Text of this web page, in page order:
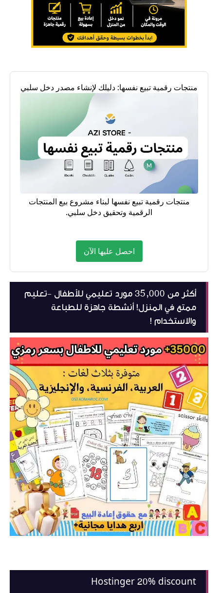
منتجات رقمية تبيع نفسها: دليلك لإنشاء مصدر دخل سلبي
منتجات رقمية تبيع نفسها لبناء مشروع بيع المنتجات
الرقمية وتحقيق دخل سلبي.
احصل عليها الآن
أكثر من 35,000 مورد تعليمي للأطفال -تعليم
ممتع في المنزل! أنشطة جاهزة للطباعة
والاستخدام !
Hostinger 20% discount